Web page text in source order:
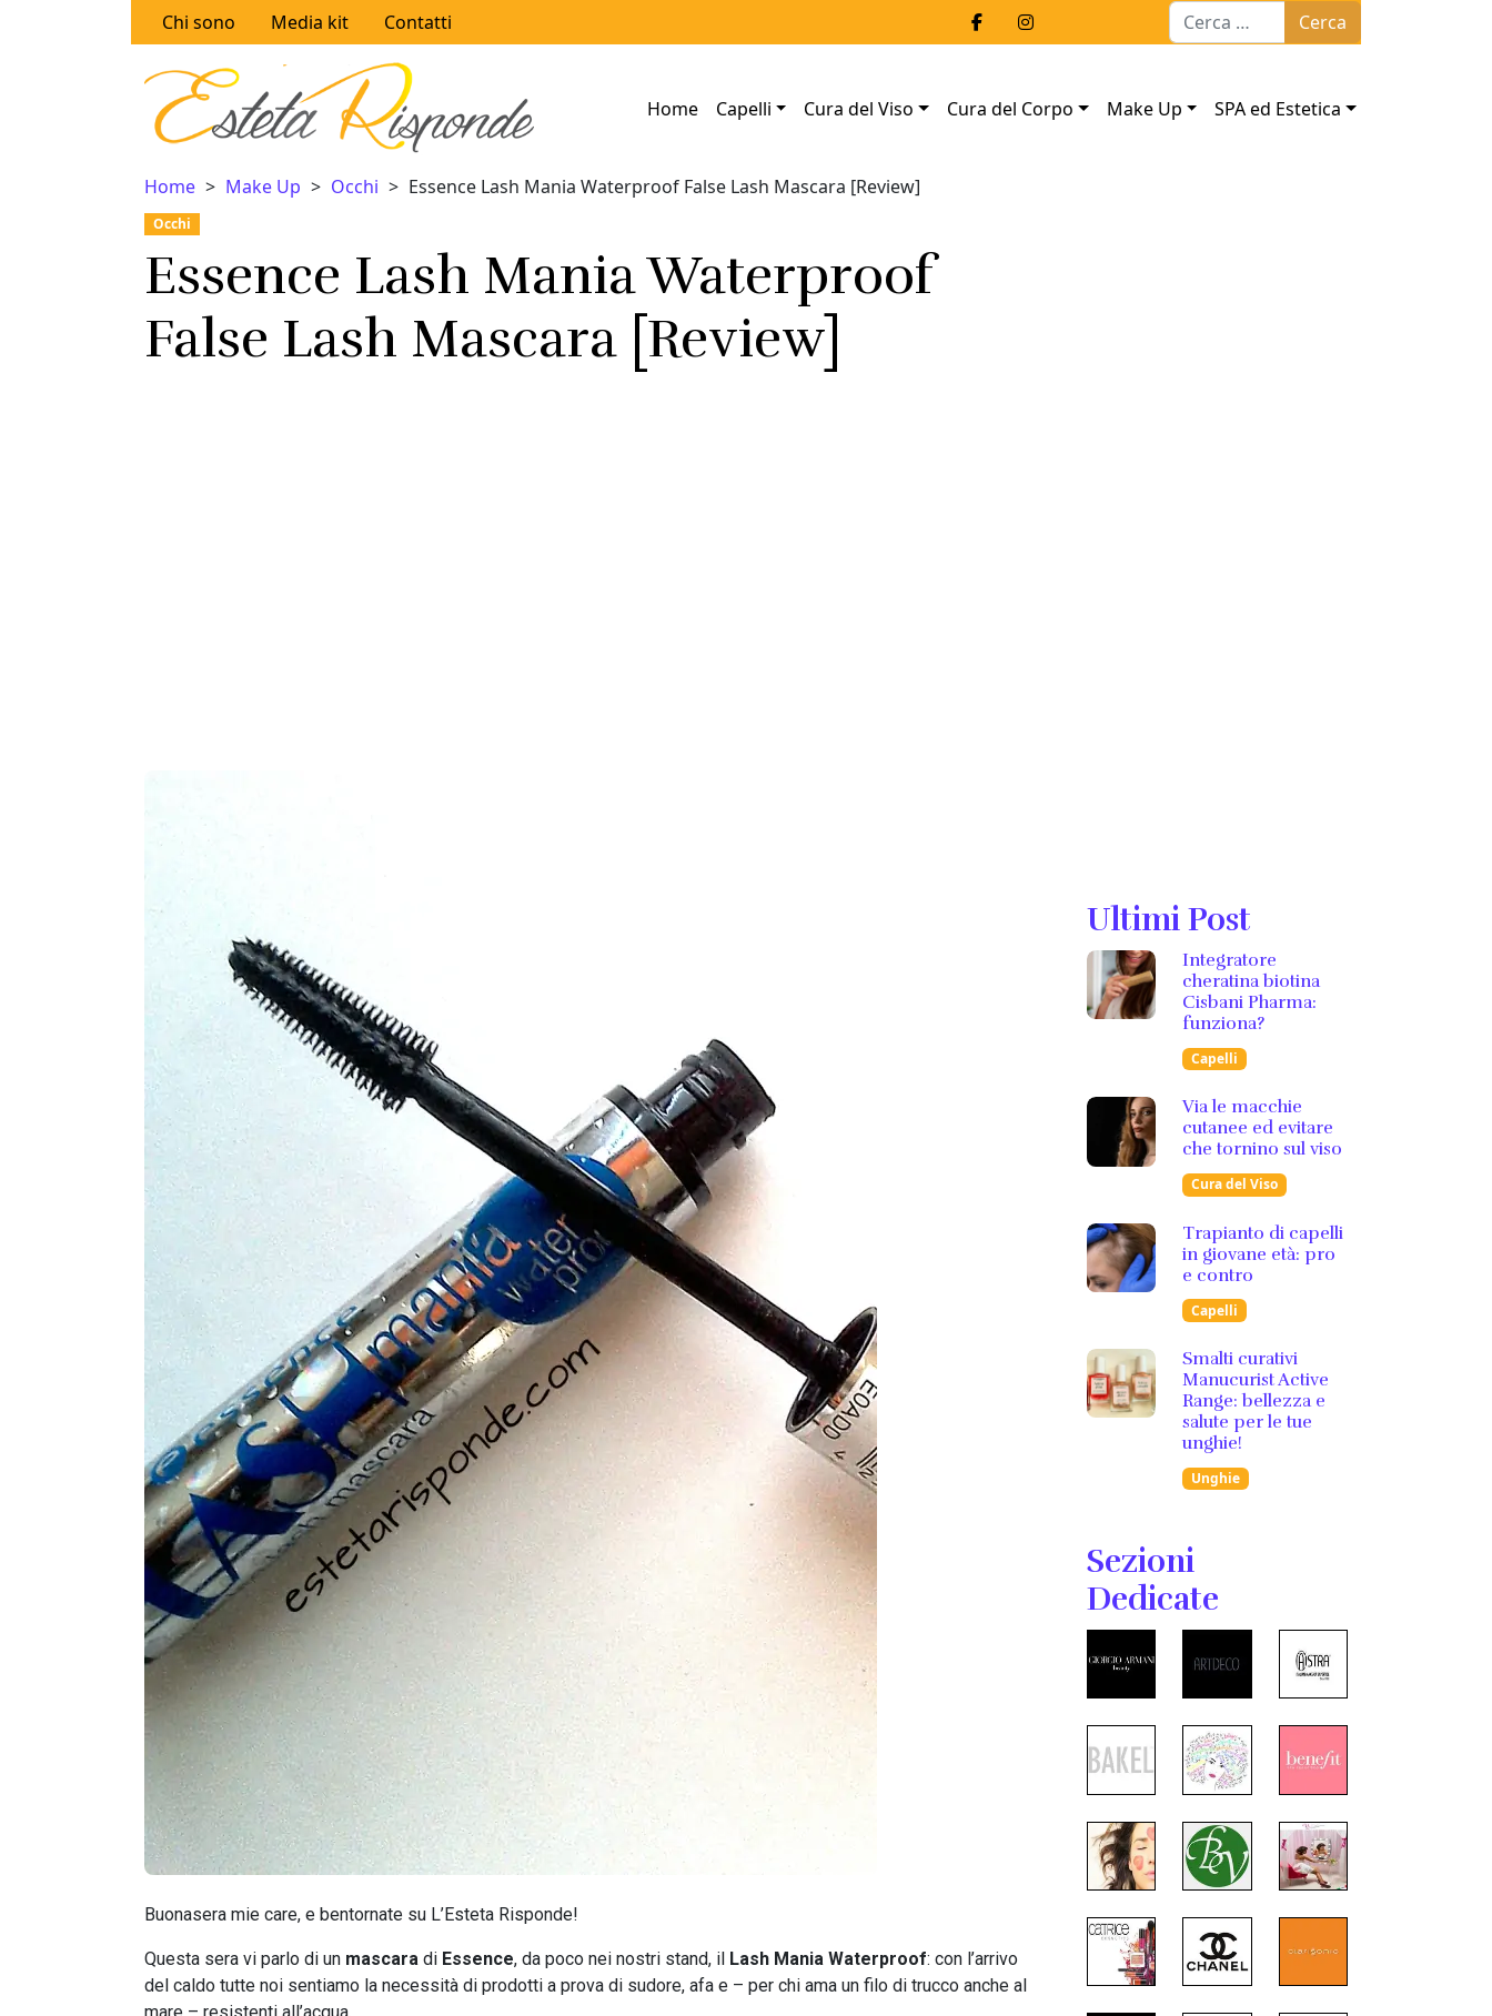
Chi sono Media kit Contatti Ricerca per:
Home Capelli Cura del Viso Cura del Corpo Make Up SPA ed Estetica
Home Make Up Occhi Essence Lash Mania Waterproof False Lash Mascara [Review]
Occhi
Essence Lash Mania Waterproof
False Lash Mascara [Review]
Buonasera mie care, e bentornate su L’Esteta Risponde!
Questa sera vi parlo di un mascara di Essence, da poco nei nostri stand, il Lash Mania Waterproof: con l’arrivo
del caldo tutte noi sentiamo la necessità di prodotti a prova di sudore, afa e – per chi ama un filo di trucco anche al
Ultimi Post
Integratore
cheratina biotina
Cisbani Pharma:
funziona?
Capelli
Via le macchie
cutanee ed evitare
che tornino sul viso
Cura del Viso
Trapianto di capelli
in giovane età: pro
e contro
Capelli
Smalti curativi
Manucurist Active
Range: bellezza e
salute per le tue
unghie!
Unghie
Sezioni
Dedicate